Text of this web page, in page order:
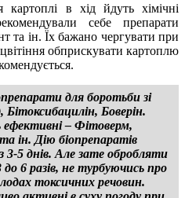
картоплі в хід йдуть хімічні
себе препарати
та ін. Їх бажано чергувати при
обприскувати картоплю
для боротьби зі
Боверін.
– Фітоверм,
ін. Дію біопрепаратів
5 днів. Але зате обробляти
6 разів, не турбуючись про
токсичних речовин.